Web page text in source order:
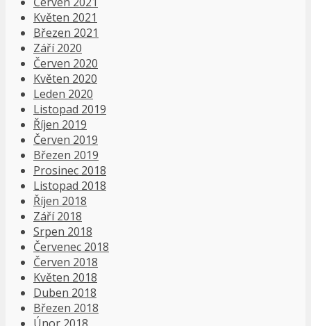
Květen 2021
Březen 2021
Září 2020
Červen 2020
Květen 2020
Leden 2020
Listopad 2019
Říjen 2019
Červen 2019
Březen 2019
Prosinec 2018
Listopad 2018
Říjen 2018
Září 2018
Srpen 2018
Červenec 2018
Červen 2018
Květen 2018
Duben 2018
Březen 2018